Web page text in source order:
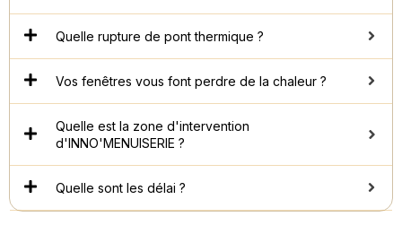
Quelle rupture de pont thermique ?
Vos fenêtres vous font perdre de la chaleur ?
Quelle est la zone d'intervention
d'INNO'MENUISERIE ?
Quelle sont les délai ?